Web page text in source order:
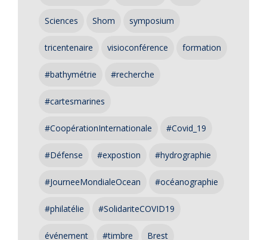
Sciences Shom symposium
tricentenaire visioconférence formation
#bathymétrie #recherche
#cartesmarines
#CoopérationInternationale #Covid_19
#Défense #expostion #hydrographie
#JourneeMondialeOcean #océanographie
#philatélie #SolidariteCOVID19
événement #timbre Brest